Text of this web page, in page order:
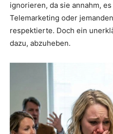
ignorieren, da sie annahm,
Telemarketing oder
respektierte. Doch ein
dazu, abzuheben.